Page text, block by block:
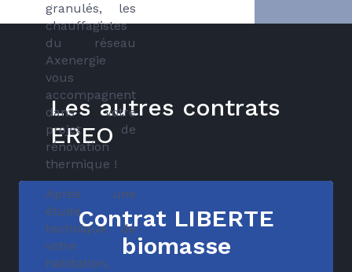
granulés, les
chauffagistes
du réseau
Axenergie
vous
accompagnent
dans votre
projet de
rénovation
thermique !
Après une
étude
technique de
votre
habitation,
Les autres contrats
EREO
Contrat LIBERTE
biomasse